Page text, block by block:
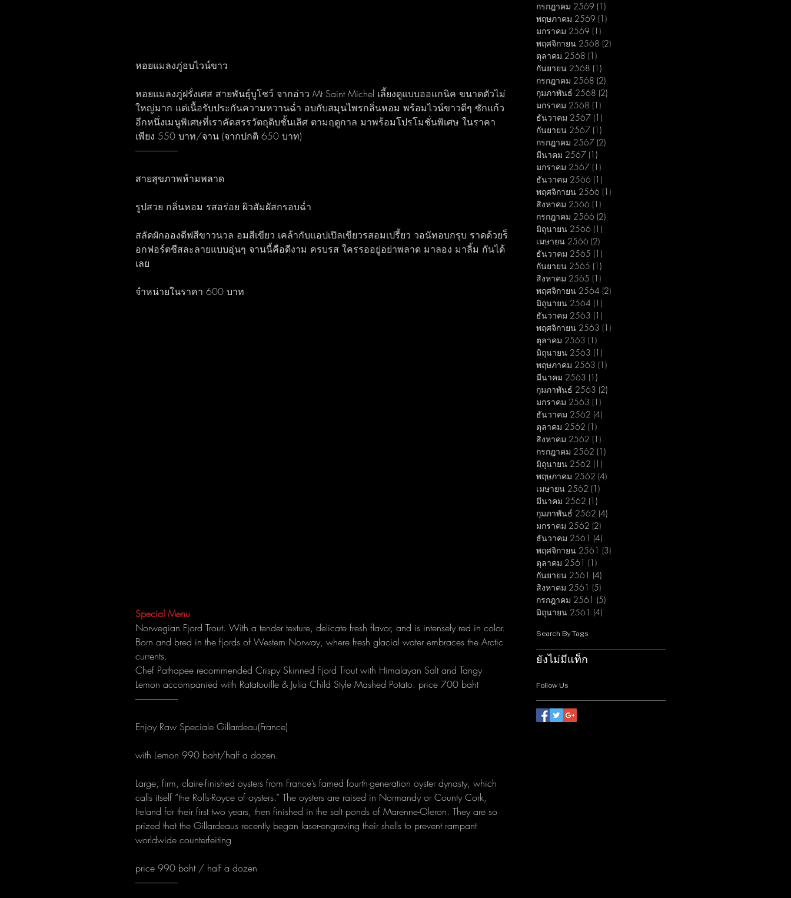
หอยแมลงภู่อบไวน์ขาว
หอยแมลงภู่ฝรั่งเศส สายพันธุ์บูโชว์ จากอ่าว Mt Saint Michel เลี้ยงดูแบบออแกนิค ขนาดตัวไม่
ใหญ่มาก แต่เนื้อรับประกันความหวานฉ่ำ อบกับสมุนไพรกลิ่นหอม พร้อมไวน์ขาวดีๆ ซักแก้ว
อีกหนึ่งเมนูพิเศษที่เราคัดสรรวัตถุดิบชั้นเลิศ ตามฤดูกาล มาพร้อมโปรโมชั่นพิเศษ ในราคา
เพียง 550 บาท/จาน (จากปกติ 650 บาท)
------------------------
สายสุขภาพห้ามพลาด
รูปสวย กลิ่นหอม รสอร่อย ผิวสัมผัสกรอบฉ่ำ
สลัดผักอองดีฟสีขาวนวล อมสีเขียว เคล้ากับแอปเปิลเขียวรสอมเปรี้ยว วอนัทอบกรุบ ราดด้วยร็
อกฟอร์ตชีสละลายแบบอุ่นๆ จานนี้คือดีงาม ครบรส ใครรออยู่อย่าพลาด มาลอง มาลิ้ม กันได้
เลย
จำหน่ายในราคา 600 บาท
Special Menu
Norwegian Fjord Trout. With a tender texture, delicate fresh flavor, and is intensely red in color.
Born and bred in the fjords of Western Norway, where fresh glacial water embraces the Arctic
currents.
Chef Pathapee recommended Crispy Skinned Fjord Trout with Himalayan Salt and Tangy
Lemon accompanied with Ratatouille & Julia Child Style Mashed Potato. price 700 baht
------------------------
Enjoy Raw Speciale Gillardeau(France)
with Lemon 990 baht/half a dozen.
Large, firm, claire-finished oysters from France’s famed fourth-generation oyster dynasty, which
calls itself “the Rolls-Royce of oysters.” The oysters are raised in Normandy or County Cork,
Ireland for their first two years, then finished in the salt ponds of Marenne-Oleron. They are so
prized that the Gillardeaus recently began laser-engraving their shells to prevent rampant
worldwide counterfeiting
price 990 baht / half a dozen
------------------------
กรกฎาคม 2569 (1)
พฤษภาคม 2569 (1)
มกราคม 2569 (1)
พฤศจิกายน 2568 (2)
ตุลาคม 2568 (1)
กันยายน 2568 (1)
กรกฎาคม 2568 (2)
กุมภาพันธ์ 2568 (2)
มกราคม 2568 (1)
ธันวาคม 2567 (1)
กันยายน 2567 (1)
กรกฎาคม 2567 (2)
มีนาคม 2567 (1)
มกราคม 2567 (1)
ธันวาคม 2566 (1)
พฤศจิกายน 2566 (1)
สิงหาคม 2566 (1)
กรกฎาคม 2566 (2)
มิถุนายน 2566 (1)
เมษายน 2566 (2)
ธันวาคม 2565 (1)
กันยายน 2565 (1)
สิงหาคม 2565 (1)
พฤศจิกายน 2564 (2)
มิถุนายน 2564 (1)
ธันวาคม 2563 (1)
พฤศจิกายน 2563 (1)
ตุลาคม 2563 (1)
มิถุนายน 2563 (1)
พฤษภาคม 2563 (1)
มีนาคม 2563 (1)
กุมภาพันธ์ 2563 (2)
มกราคม 2563 (1)
ธันวาคม 2562 (4)
ตุลาคม 2562 (1)
สิงหาคม 2562 (1)
กรกฎาคม 2562 (1)
มิถุนายน 2562 (1)
พฤษภาคม 2562 (4)
เมษายน 2562 (1)
มีนาคม 2562 (1)
กุมภาพันธ์ 2562 (4)
มกราคม 2562 (2)
ธันวาคม 2561 (4)
พฤศจิกายน 2561 (3)
ตุลาคม 2561 (1)
กันยายน 2561 (4)
สิงหาคม 2561 (5)
กรกฎาคม 2561 (5)
มิถุนายน 2561 (4)
Search By Tags
ยังไม่มีแท็ก
Follow Us